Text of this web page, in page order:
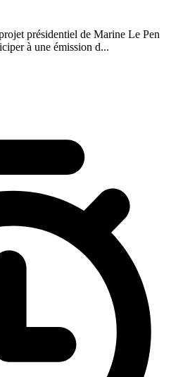
présidentiel de Marine Le Pen
à une émission d...